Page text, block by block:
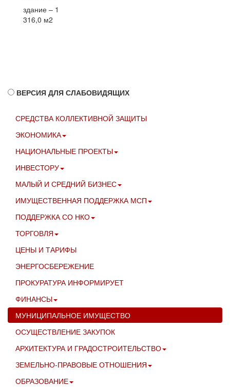
здание – 1
316,0 м2
ВЕРСИЯ ДЛЯ СЛАБОВИДЯЩИХ
СРЕДСТВА КОЛЛЕКТИВНОЙ ЗАЩИТЫ
ЭКОНОМИКА
НАЦИОНАЛЬНЫЕ ПРОЕКТЫ
ИНВЕСТОРУ
МАЛЫЙ И СРЕДНИЙ БИЗНЕС
ИМУЩЕСТВЕННАЯ ПОДДЕРЖКА МСП
ПОДДЕРЖКА СО НКО
ТОРГОВЛЯ
ЦЕНЫ И ТАРИФЫ
ЭНЕРГОСБЕРЕЖЕНИЕ
ПРОКУРАТУРА ИНФОРМИРУЕТ
ФИНАНСЫ
МУНИЦИПАЛЬНОЕ ИМУЩЕСТВО
ОСУЩЕСТВЛЕНИЕ ЗАКУПОК
АРХИТЕКТУРА И ГРАДОСТРОИТЕЛЬСТВО
ЗЕМЕЛЬНО-ПРАВОВЫЕ ОТНОШЕНИЯ
ОБРАЗОВАНИЕ